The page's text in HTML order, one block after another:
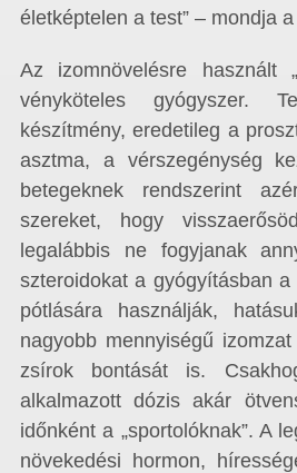
életképtelen a test” – mondja
Az izomnövelésre használt
vényköteles gyógyszer.
készítmény, eredetileg a
asztma, a vérszegénység
betegeknek rendszerint
szereket, hogy
legalábbis ne fogyjanak
szteroidokat a gyógyításban
pótlására használják,
nagyobb mennyiségű
zsírok bontását is.
alkalmazott dózis akár
időnként a „sportolóknak”. A
növekedési hormon,